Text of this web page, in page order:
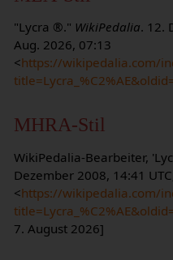
"Lycra ®." WikiPedalia. 12.
Aug. 2026, 07:13
<https://wikipedalia.com/
MHRA-Stil
WikiPedalia-Bearbeiter,
Dezember 2008, 14:41
<https://wikipedalia.com/
7. August 2026]